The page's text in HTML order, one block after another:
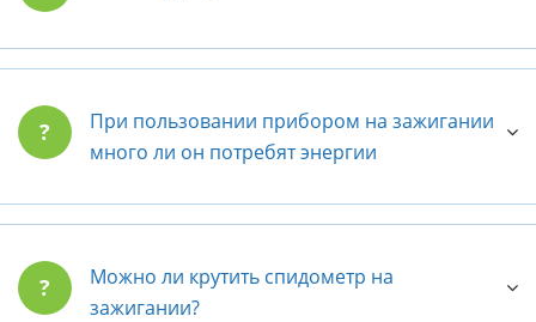
?
При пользовании прибором на зажигании
много ли он потребят энергии
?
Можно ли крутить спидометр на
зажигании?